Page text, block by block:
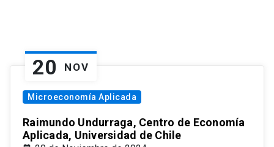
20 NOV
Microeconomía Aplicada
Raimundo Undurraga, Centro de Economía
Aplicada, Universidad de Chile